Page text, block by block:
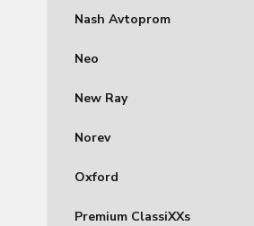
Nash Avtoprom
Neo
New Ray
Norev
Oxford
Premium ClassiXXs